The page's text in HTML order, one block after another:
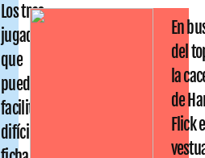
Los tres
jugadores
que
pueden
facilitar el
difícil
En
del
la
de
Flick